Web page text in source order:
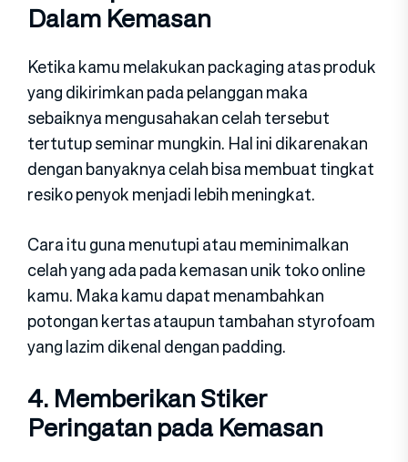
Dalam Kemasan
Ketika kamu melakukan packaging atas produk
yang dikirimkan pada pelanggan maka
sebaiknya mengusahakan celah tersebut
tertutup seminar mungkin. Hal ini dikarenakan
dengan banyaknya celah bisa membuat tingkat
resiko penyok menjadi lebih meningkat.
Cara itu guna menutupi atau meminimalkan
celah yang ada pada kemasan unik toko online
kamu. Maka kamu dapat menambahkan
potongan kertas ataupun tambahan styrofoam
yang lazim dikenal dengan padding.
4. Memberikan Stiker
Peringatan pada Kemasan